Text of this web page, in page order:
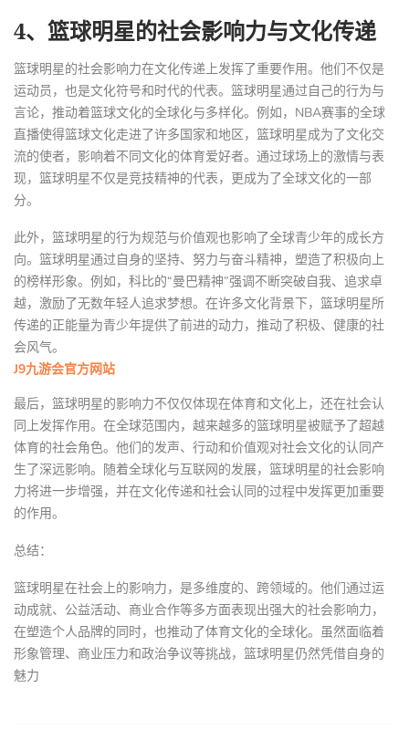
4、篮球明星的社会影响力与文化传递
篮球明星的社会影响力在文化传递上发挥了重要作用。他们不仅是
运动员，也是文化符号和时代的代表。篮球明星通过自己的行为与
言论，推动着篮球文化的全球化与多样化。例如，NBA赛事的全球
直播使得篮球文化走进了许多国家和地区，篮球明星成为了文化交
流的使者，影响着不同文化的体育爱好者。通过球场上的激情与表
现，篮球明星不仅是竞技精神的代表，更成为了全球文化的一部
分。
此外，篮球明星的行为规范与价值观也影响了全球青少年的成长方
向。篮球明星通过自身的坚持、努力与奋斗精神，塑造了积极向上
的榜样形象。例如，科比的“曼巴精神”强调不断突破自我、追求卓
越，激励了无数年轻人追求梦想。在许多文化背景下，篮球明星所
传递的正能量为青少年提供了前进的动力，推动了积极、健康的社
会风气。
J9九游会官方网站
最后，篮球明星的影响力不仅仅体现在体育和文化上，还在社会认
同上发挥作用。在全球范围内，越来越多的篮球明星被赋予了超越
体育的社会角色。他们的发声、行动和价值观对社会文化的认同产
生了深远影响。随着全球化与互联网的发展，篮球明星的社会影响
力将进一步增强，并在文化传递和社会认同的过程中发挥更加重要
的作用。
总结：
篮球明星在社会上的影响力，是多维度的、跨领域的。他们通过运
动成就、公益活动、商业合作等多方面表现出强大的社会影响力，
在塑造个人品牌的同时，也推动了体育文化的全球化。虽然面临着
形象管理、商业压力和政治争议等挑战，篮球明星仍然凭借自身的
魅力